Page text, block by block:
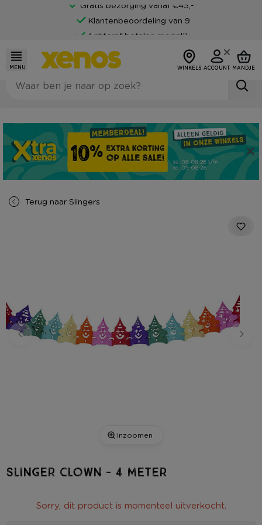
Gratis bezorging vanaf €45,-*
Klantenbeoordeling van 9
Achteraf betalen mogelijk
MENU WINKELS ACCOUNT MANDJE
Terug naar Slingers
Inzoomen
Slinger clown - 4 meter
Sorry, dit product is momenteel uitverkocht.